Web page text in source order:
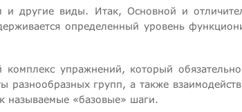
другие виды. Итак, Основной и
определенный уровень
упражнений, который
групп, а также
называемые «базовые» шаги.